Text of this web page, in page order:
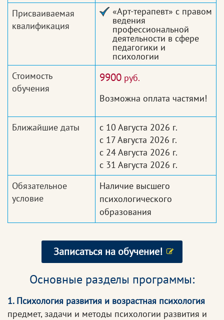
Присваиваемая
квалификация
«Арт-терапевт» с правом
ведения
профессиональной
деятельности в сфере
педагогики и
психологии
Стоимость
обучения
9900 руб.
Возможна оплата частями!
Ближайшие даты
с 10 Августа 2026 г.
с 17 Августа 2026 г.
с 24 Августа 2026 г.
с 31 Августа 2026 г.
Обязательное
условие
Наличие высшего
психологического
образования
Записаться на обучение!
Основные разделы программы:
1. Психология развития и возрастная психология
предмет, задачи и методы психологии развития и